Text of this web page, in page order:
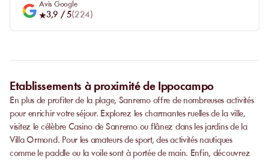
Avis Google
3,9 / 5(224)
Etablissements à proximité de Ippocampo
En plus de profiter de la plage, Sanremo offre de nombreuses activités
pour enrichir votre séjour. Explorez les charmantes ruelles de la ville,
visitez le célèbre Casino de Sanremo ou flânez dans les jardins de la
Villa Ormond. Pour les amateurs de sport, des activités nautiques
comme le paddle ou la voile sont à portée de main. Enfin, découvrez